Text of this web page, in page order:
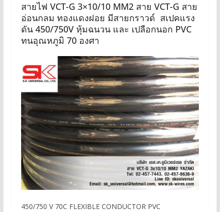
สายไฟ VCT-G 3×10/10 MM2 สาย VCT-G สาย
อ่อนกลม ทองแดงฝอย มีสายกราวด์ สเปคแรง
ดัน 450/750V หุ้มฉนวน และ เปลือกนอก PVC
ทนอุณหภูมิ 70 องศา
450/750 V 70C FLEXIBLE CONDUCTOR PVC